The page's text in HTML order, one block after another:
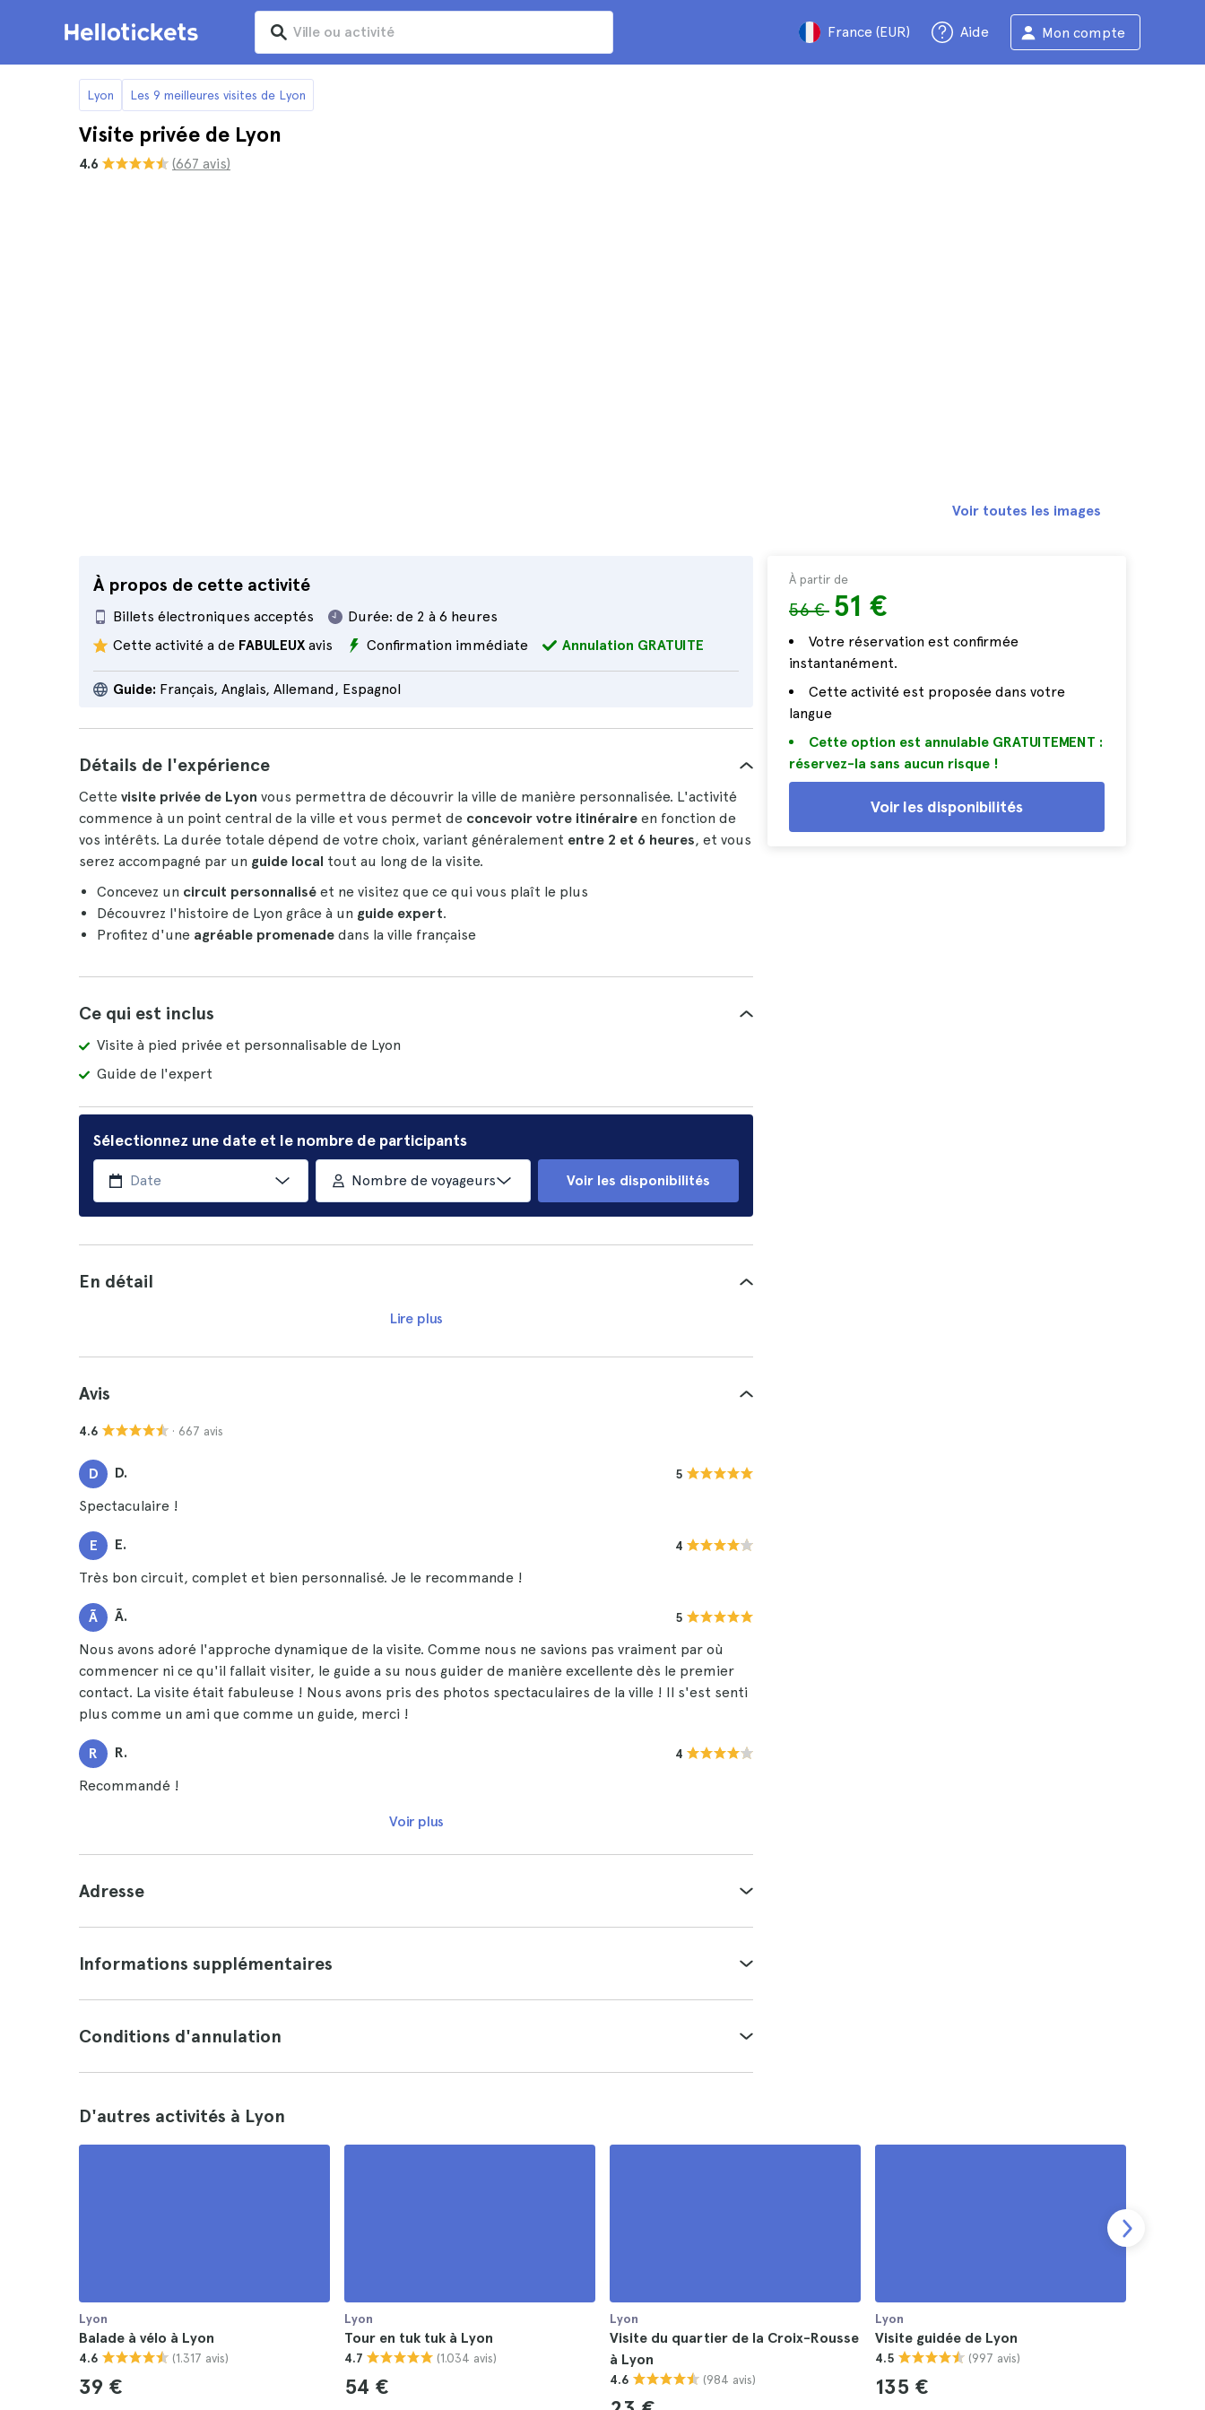
France (EUR) Aide Mon compte
Lyon Les 9 meilleures visites de Lyon
Visite privée de Lyon
4.6 (667 avis)
À propos de cette activité
Billets électroniques acceptés Durée: de 2 à 6 heures
Cette activité a de FABULEUXavis Confirmation immédiate Annulation GRATUITE
Guide: Français, Anglais, Allemand, Espagnol
À partir de
56 € 51 €
Votre réservation est confirmée
instantanément.
Cette activité est proposée dans votre
langue
Cette option est annulable GRATUITEMENT :
réservez-la sans aucun risque !
Voir les disponibilités
Voir toutes les images
Détails de l'expérience
Cette visite privée de Lyon vous permettra de découvrir la ville de manière personnalisée. L'activité
commence à un point central de la ville et vous permet de concevoir votre itinéraire en fonction de
vos intérêts. La durée totale dépend de votre choix, variant généralement entre 2 et 6 heures, et vous
serez accompagné par un guide local tout au long de la visite.
Concevez un circuit personnalisé et ne visitez que ce qui vous plaît le plus
Découvrez l'histoire de Lyon grâce à un guide expert.
Profitez d'une agréable promenade dans la ville française
Ce qui est inclus
Visite à pied privée et personnalisable de Lyon
Guide de l'expert
Sélectionnez une date et le nombre de participants
Nombre de voyageurs Voir les disponibilités
En détail
Lire plus
Avis
4.6 · 667 avis
D D. 5
Spectaculaire !
E E. 4
Très bon circuit, complet et bien personnalisé. Je le recommande !
Ã Ã. 5
Nous avons adoré l'approche dynamique de la visite. Comme nous ne savions pas vraiment par où
commencer ni ce qu'il fallait visiter, le guide a su nous guider de manière excellente dès le premier
contact. La visite était fabuleuse ! Nous avons pris des photos spectaculaires de la ville ! Il s'est senti
plus comme un ami que comme un guide, merci !
R R. 4
Recommandé !
Voir plus
Adresse
Informations supplémentaires
Conditions d'annulation
D'autres activités à Lyon
Lyon
Balade à vélo à Lyon
4.6 (1.317 avis)
39 €
Lyon
Tour en tuk tuk à Lyon
4.7 (1.034 avis)
54 €
Lyon
Visite du quartier de la Croix-Rousse
à Lyon
4.6 (984 avis)
Lyon
Visite guidée de Lyon
4.5 (997 avis)
135 €